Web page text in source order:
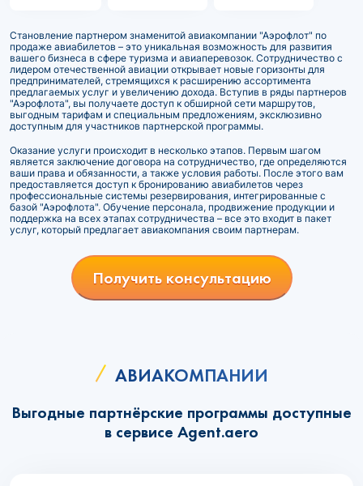
Становление партнером знаменитой авиакомпании "Аэрофлот" по
продаже авиабилетов – это уникальная возможность для развития
вашего бизнеса в сфере туризма и авиаперевозок. Сотрудничество с
лидером отечественной авиации открывает новые горизонты для
предпринимателей, стремящихся к расширению ассортимента
предлагаемых услуг и увеличению дохода. Вступив в ряды партнеров
"Аэрофлота", вы получаете доступ к обширной сети маршрутов,
выгодным тарифам и специальным предложениям, эксклюзивно
доступным для участников партнерской программы.
Оказание услуги происходит в несколько этапов. Первым шагом
является заключение договора на сотрудничество, где определяются
ваши права и обязанности, а также условия работы. После этого вам
предоставляется доступ к бронированию авиабилетов через
профессиональные системы резервирования, интегрированные с
базой "Аэрофлота". Обучение персонала, продвижение продукции и
поддержка на всех этапах сотрудничества – все это входит в пакет
услуг, который предлагает авиакомпания своим партнерам.
Получить консультацию
АВИАКОМПАНИИ
Выгодные партнёрские программы доступные
в сервисе Agent.aero